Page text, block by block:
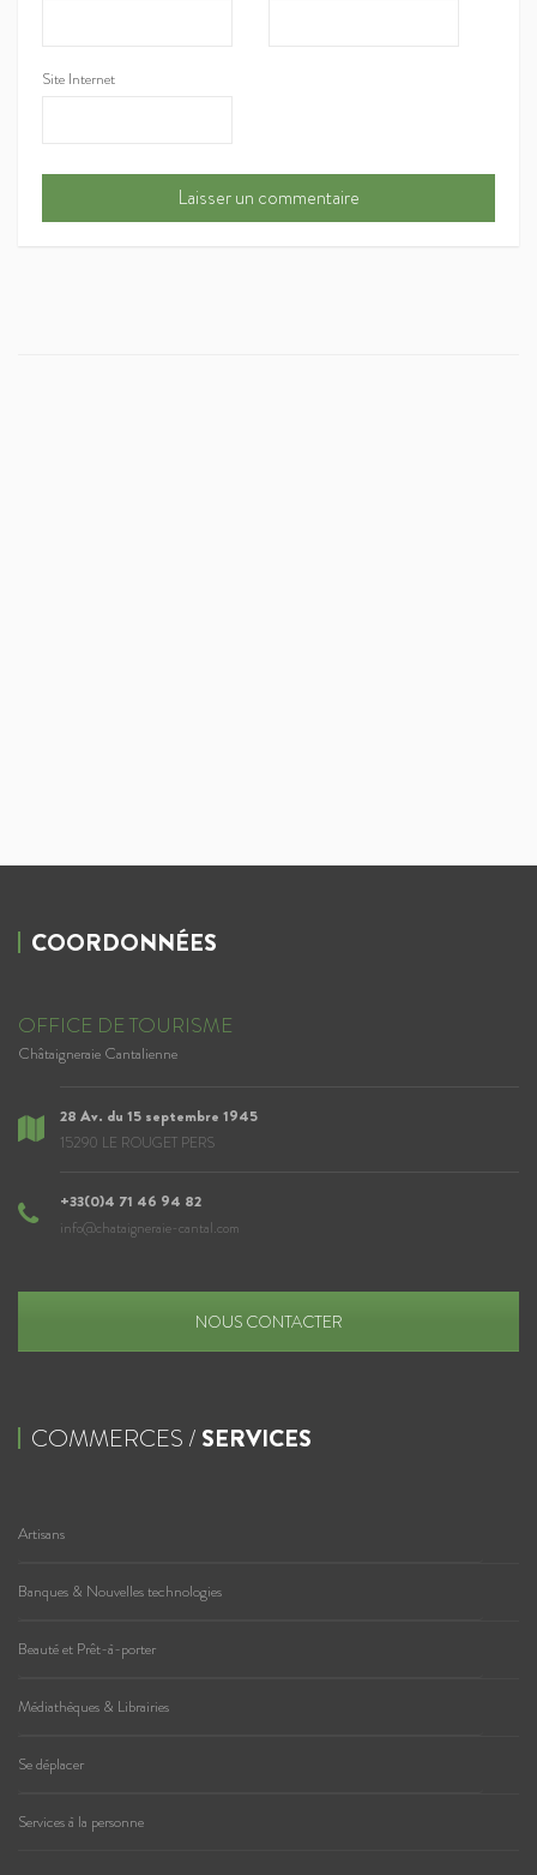
Site Internet
COORDONNÉES
OFFICE DE TOURISME
Châtaigneraie Cantalienne
28 Av. du 15 septembre 1945
15290 LE ROUGET PERS
+33(0)4 71 46 94 82
info@chataigneraie-cantal.com
NOUS CONTACTER
COMMERCES / SERVICES
Artisans
Banques & Nouvelles technologies
Beauté et Prêt-à-porter
Médiathèques & Librairies
Se déplacer
Services à la personne